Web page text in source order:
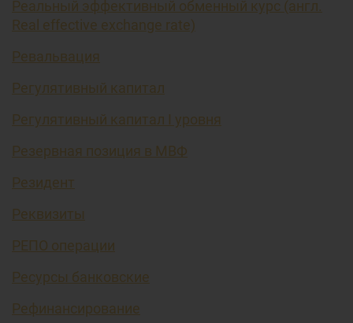
Реальный эффективный обменный курс (англ.
Real effective exchange rate)
Ревальвация
Регулятивный капитал
Регулятивный капитал I уровня
Резервная позиция в МВФ
Резидент
Реквизиты
РЕПО операции
Ресурсы банковские
Рефинансирование